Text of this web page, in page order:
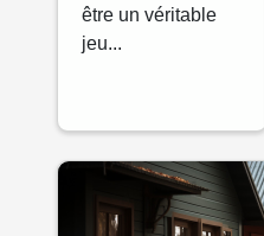
être un véritable
jeu...